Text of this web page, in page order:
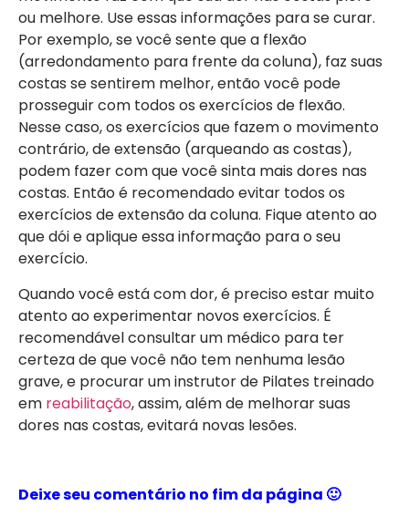
ou melhore. Use essas informações para se curar.
Por exemplo, se você sente que a flexão
(arredondamento para frente da coluna), faz suas
costas se sentirem melhor, então você pode
prosseguir com todos os exercícios de flexão.
Nesse caso, os exercícios que fazem o movimento
contrário, de extensão (arqueando as costas),
podem fazer com que você sinta mais dores nas
costas. Então é recomendado evitar todos os
exercícios de extensão da coluna. Fique atento ao
que dói e aplique essa informação para o seu
exercício.
Quando você está com dor, é preciso estar muito
atento ao experimentar novos exercícios. É
recomendável consultar um médico para ter
certeza de que você não tem nenhuma lesão
grave, e procurar um instrutor de Pilates treinado
em reabilitação, assim, além de melhorar suas
dores nas costas, evitará novas lesões.
Deixe seu comentário no fim da página 🙂